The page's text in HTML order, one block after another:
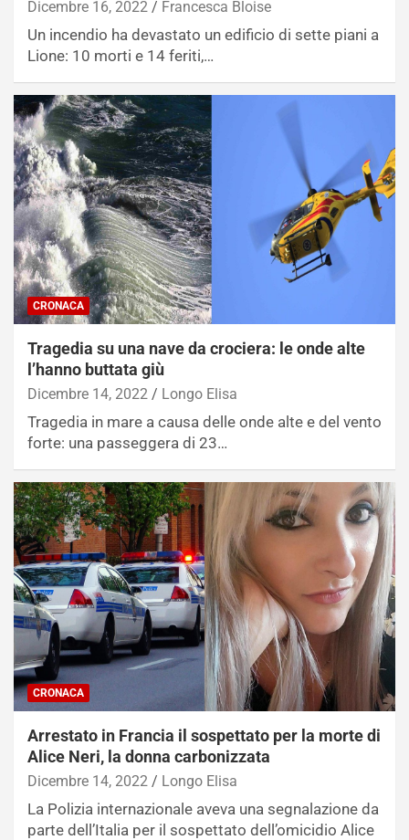
Dicembre 16, 2022 Francesca Bloise
Un incendio ha devastato un edificio di sette piani a
Lione: 10 morti e 14 feriti,…
CRONACA
Tragedia su una nave da crociera: le onde alte
l’hanno buttata giù
Dicembre 14, 2022 Longo Elisa
Tragedia in mare a causa delle onde alte e del vento
forte: una passeggera di 23…
CRONACA
Arrestato in Francia il sospettato per la morte di
Alice Neri, la donna carbonizzata
Dicembre 14, 2022 Longo Elisa
La Polizia internazionale aveva una segnalazione da
parte dell’Italia per il sospettato dell’omicidio Alice